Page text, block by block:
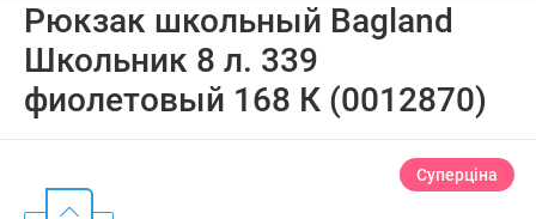
Рюкзак школьный Bagland
Школьник 8 л. 339
фиолетовый 168 К (0012870)
Суперціна